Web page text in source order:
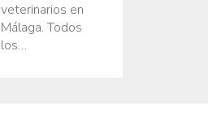
veterinarios en
Málaga. Todos
los…